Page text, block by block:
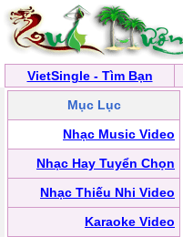
VietSingle - Tìm Bạn
Mục Lục
Nhạc Music Video
Nhạc Hay Tuyển Chọn
Nhạc Thiếu Nhi Video
Karaoke Video